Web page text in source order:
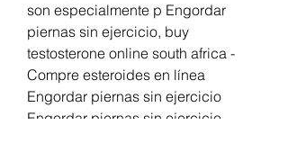
son especialmente p Engordar
piernas sin ejercicio, buy
testosterone online south africa -
Compre esteroides en línea
Engordar piernas sin ejercicio
Engordar piernas sin ejercicio